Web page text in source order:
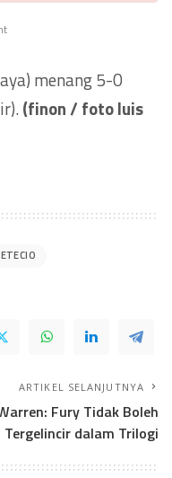
menang 5-0
(finon / foto luis
ARTIKEL SELANJUTNYA
Fury Tidak Boleh
Tergelincir dalam Trilogi